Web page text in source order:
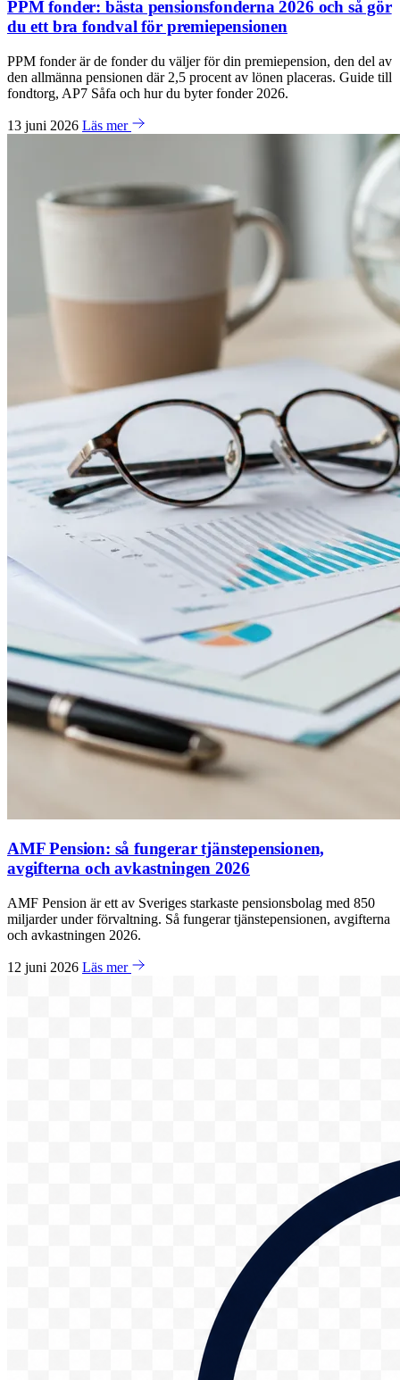
PPM fonder: bästa pensionsfonderna 2026 och så gör
du ett bra fondval för premiepensionen
PPM fonder är de fonder du väljer för din premiepension, den del av
den allmänna pensionen där 2,5 procent av lönen placeras. Guide till
fondtorg, AP7 Såfa och hur du byter fonder 2026.
13 juni 2026 Läs mer
AMF Pension: så fungerar tjänstepensionen,
avgifterna och avkastningen 2026
AMF Pension är ett av Sveriges starkaste pensionsbolag med 850
miljarder under förvaltning. Så fungerar tjänstepensionen, avgifterna
och avkastningen 2026.
12 juni 2026 Läs mer